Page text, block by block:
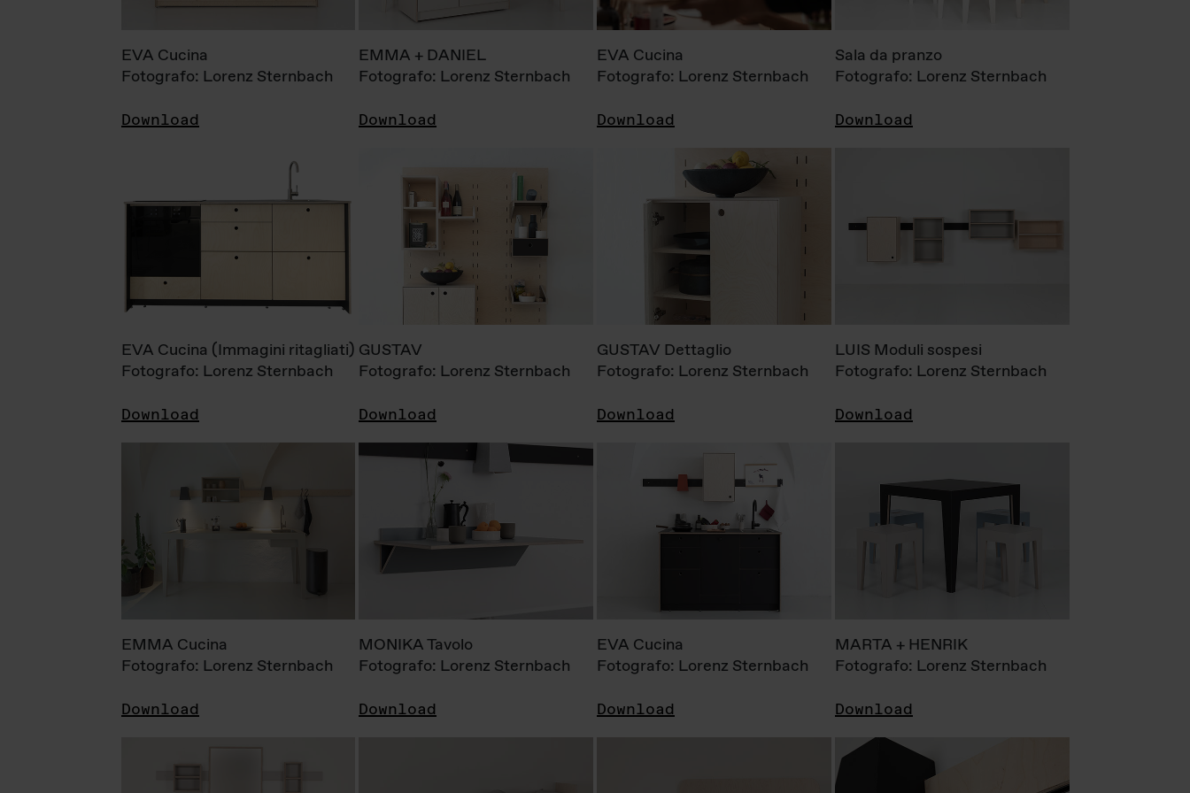
EVA Cucina
Fotografo: Lorenz Sternbach
Download
EMMA + DANIEL
Fotografo: Lorenz Sternbach
Download
EVA Cucina
Fotografo: Lorenz Sternbach
Download
Sala da pranzo
Fotografo: Lorenz Sternbach
Download
EVA Cucina (Immagini ritagliati)
Fotografo: Lorenz Sternbach
Download
GUSTAV
Fotografo: Lorenz Sternbach
Download
GUSTAV Dettaglio
Fotografo: Lorenz Sternbach
Download
LUIS Moduli sospesi
Fotografo: Lorenz Sternbach
Download
EMMA Cucina
Fotografo: Lorenz Sternbach
Download
MONIKA Tavolo
Fotografo: Lorenz Sternbach
Download
EVA Cucina
Fotografo: Lorenz Sternbach
Download
MARTA + HENRIK
Fotografo: Lorenz Sternbach
Download